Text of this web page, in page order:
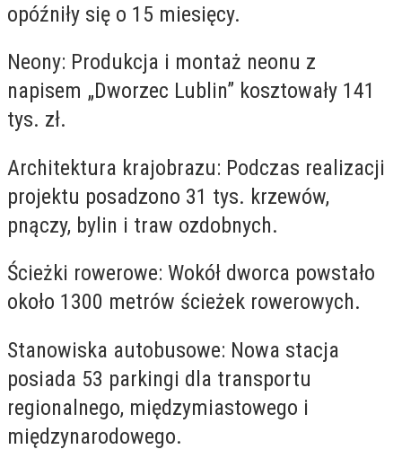
opóźniły się o 15 miesięcy.
Neony: Produkcja i montaż neonu z
napisem „Dworzec Lublin” kosztowały 141
tys. zł.
Architektura krajobrazu: Podczas realizacji
projektu posadzono 31 tys. krzewów,
pnączy, bylin i traw ozdobnych.
Ścieżki rowerowe: Wokół dworca powstało
około 1300 metrów ścieżek rowerowych.
Stanowiska autobusowe: Nowa stacja
posiada 53 parkingi dla transportu
regionalnego, międzymiastowego i
międzynarodowego.